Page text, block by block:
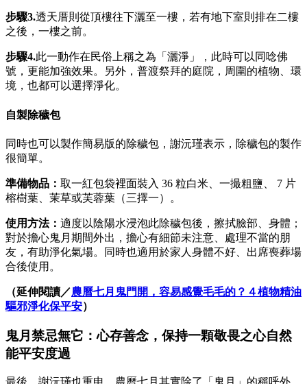
步驟3.透天厝則從頂樓往下灑至一樓，若有地下室則排在二樓
之後，一樓之前。
步驟4.此一動作在民俗上稱之為「灑淨」，此時可以同唸佛
號，更能加強效果。另外，普渡祭拜的庭院，周圍的植物、環
境，也都可以選擇淨化。
自製除穢包
同時也可以製作簡易版的除穢包，謝沅瑾表示，除穢包的製作
很簡單。
準備物品： 取一紅包袋裡面裝入 36 粒白米、一撮粗鹽、 7 片
榕樹葉、茉草或芙蓉葉（三擇一）。
使用方法： 適度以陰陽水浸泡此除穢包後，擦拭臉部、身體；
對於擔心鬼月期間外出，擔心有細節未注意、處理不當的朋
友，有助淨化氣場。同時也適用於家人身體不好、出席喪葬場
合後使用。
（延伸閱讀／農曆七月鬼門開，容易感覺毛毛的？４植物精油
驅邪淨化保平安）
鬼月禁忌無它：心存善念，保持一顆敬畏之心自然
能平安度過